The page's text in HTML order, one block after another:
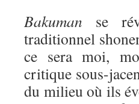
Bakuman se
traditionnel
ce sera moi,
critique sous-
du milieu où ils